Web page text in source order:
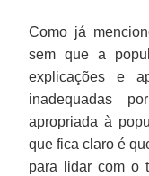
Como já
sem que a
explicações e
inadequadas
apropriada à
que fica claro é
para lidar com o